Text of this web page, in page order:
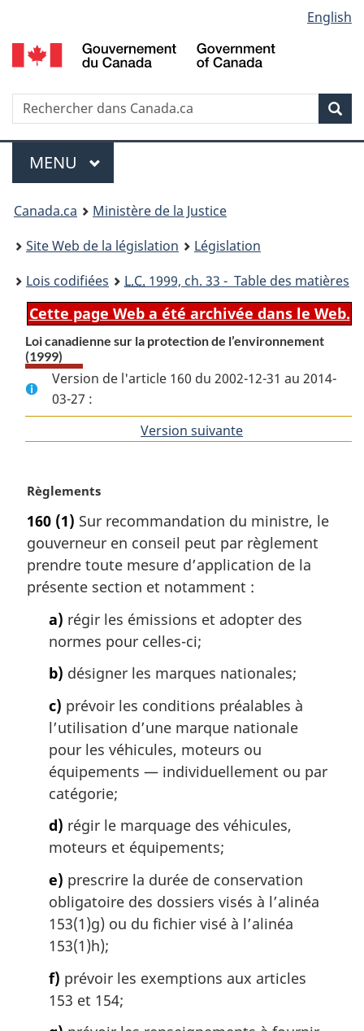
au
contenu
propos
de
la
HTML
simplifiée
selection
English
Recherche
Menu
MENU PRINCIPAL
You
are
here:
Canada.ca
Ministère de la Justice
Site Web de la législation
Législation
Lois codifiées
L.C. 1999, ch. 33 - Table des matières
Cette page Web a été archivée dans le Web.
Loi canadienne sur la protection de l’environnement
(1999)
Version de l'article 160 du 2002-12-31 au 2014-
03-27 :
Version suivante
N
t
e
m
a
r
Règlements
160 (1) Sur recommandation du ministre, le
gouverneur en conseil peut par règlement
prendre toute mesure d’application de la
présente section et notamment :
a) régir les émissions et adopter des
normes pour celles-ci;
b) désigner les marques nationales;
c) prévoir les conditions préalables à
l’utilisation d’une marque nationale
pour les véhicules, moteurs ou
équipements — individuellement ou par
catégorie;
d) régir le marquage des véhicules,
moteurs et équipements;
e) prescrire la durée de conservation
obligatoire des dossiers visés à l’alinéa
153(1)g) ou du fichier visé à l’alinéa
153(1)h);
f) prévoir les exemptions aux articles
153 et 154;